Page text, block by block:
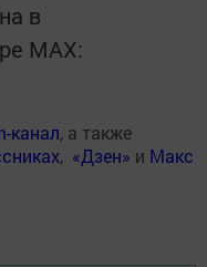
в
MАХ:
канал, а также
, «Дзен» и Макс